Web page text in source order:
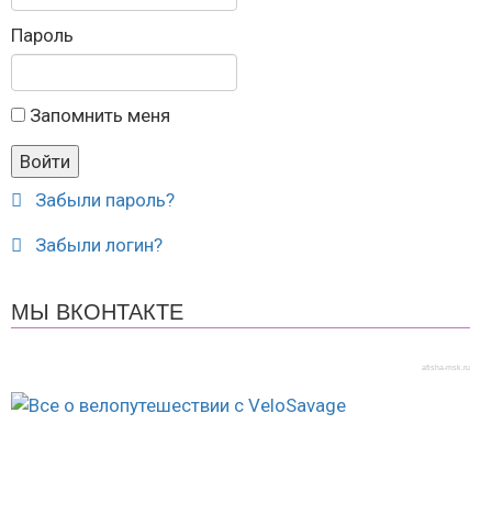
Пароль
Запомнить меня
Забыли пароль?
Забыли логин?
МЫ ВКОНТАКТЕ
afisha-msk.ru